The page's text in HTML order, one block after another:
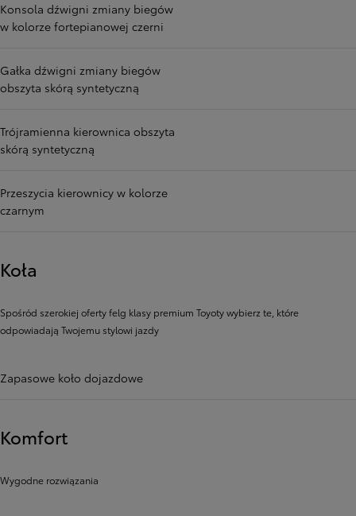
Konsola dźwigni zmiany biegów
w kolorze fortepianowej czerni
Gałka dźwigni zmiany biegów
obszyta skórą syntetyczną
Trójramienna kierownica obszyta
skórą syntetyczną
Przeszycia kierownicy w kolorze
czarnym
Koła
Spośród szerokiej oferty felg klasy premium Toyoty wybierz te, które
odpowiadają Twojemu stylowi jazdy
Zapasowe koło dojazdowe
Komfort
Wygodne rozwiązania